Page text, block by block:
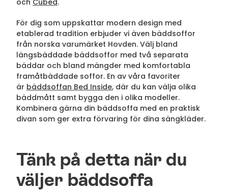
och Cubed.
För dig som uppskattar modern design med
etablerad tradition erbjuder vi även bäddsoffor
från norska varumärket Hovden. Välj bland
längsbäddade bäddsoffor med två separata
bäddar och bland mängder med komfortabla
framåtbäddade soffor. En av våra favoriter
är bäddsoffan Bed Inside, där du kan välja olika
bäddmått samt bygga den i olika modeller.
Kombinera gärna din bäddsoffa med en praktisk
divan som ger extra förvaring för dina sängkläder.
Tänk på detta när du
väljer bäddsoffa